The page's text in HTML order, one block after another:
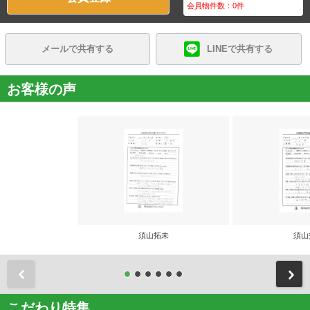
会員物件数：0件
メールで共有する LINEで共有する
お客様の声
須山拓未 須山